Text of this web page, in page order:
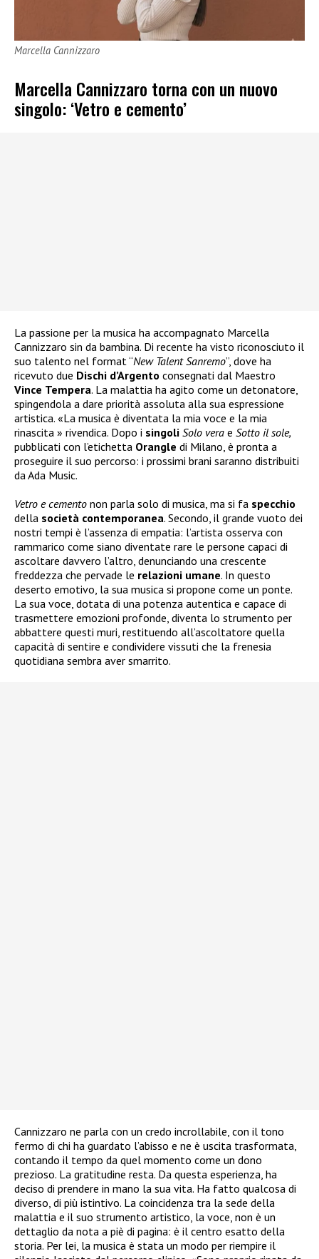
Marcella Cannizzaro
Marcella Cannizzaro torna con un nuovo
singolo: ‘Vetro e cemento’
La passione per la musica ha accompagnato Marcella
Cannizzaro sin da bambina. Di recente ha visto riconosciuto il
suo talento nel format “New Talent Sanremo”, dove ha
ricevuto due Dischi d’Argento consegnati dal Maestro
Vince Tempera. La malattia ha agito come un detonatore,
spingendola a dare priorità assoluta alla sua espressione
artistica. «La musica è diventata la mia voce e la mia
rinascita » rivendica. Dopo i singoli Solo vera e Sotto il sole,
pubblicati con l’etichetta Orangle di Milano, è pronta a
proseguire il suo percorso: i prossimi brani saranno distribuiti
da Ada Music.
Vetro e cemento non parla solo di musica, ma si fa specchio
della società contemporanea. Secondo, il grande vuoto dei
nostri tempi è l’assenza di empatia: l’artista osserva con
rammarico come siano diventate rare le persone capaci di
ascoltare davvero l’altro, denunciando una crescente
freddezza che pervade le relazioni umane. In questo
deserto emotivo, la sua musica si propone come un ponte.
La sua voce, dotata di una potenza autentica e capace di
trasmettere emozioni profonde, diventa lo strumento per
abbattere questi muri, restituendo all’ascoltatore quella
capacità di sentire e condividere vissuti che la frenesia
quotidiana sembra aver smarrito.
Cannizzaro ne parla con un credo incrollabile, con il tono
fermo di chi ha guardato l’abisso e ne è uscita trasformata,
contando il tempo da quel momento come un dono
prezioso. La gratitudine resta. Da questa esperienza, ha
deciso di prendere in mano la sua vita. Ha fatto qualcosa di
diverso, di più istintivo. La coincidenza tra la sede della
malattia e il suo strumento artistico, la voce, non è un
dettaglio da nota a piè di pagina: è il centro esatto della
storia. Per lei, la musica è stata un modo per riempire il